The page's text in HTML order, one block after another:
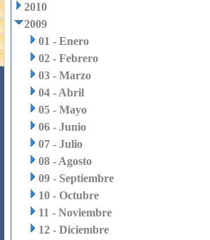
2010
2009
01 - Enero
02 - Febrero
03 - Marzo
04 - Abril
05 - Mayo
06 - Junio
07 - Julio
08 - Agosto
09 - Septiembre
10 - Octubre
11 - Noviembre
12 - Diciembre